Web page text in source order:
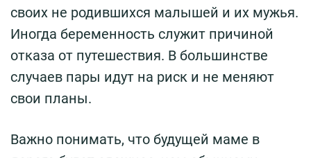
своих не родившихся малышей и их мужья.
Иногда беременность служит причиной
отказа от путешествия. В большинстве
случаев пары идут на риск и не меняют
свои планы.
Важно понимать, что будущей маме в